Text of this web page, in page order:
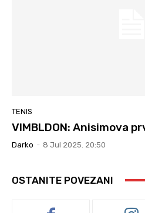
TENIS
VIMBLDON: Anisimova
Darko - 8 Jul 2025. 20:50
OSTANITE POVEZANI